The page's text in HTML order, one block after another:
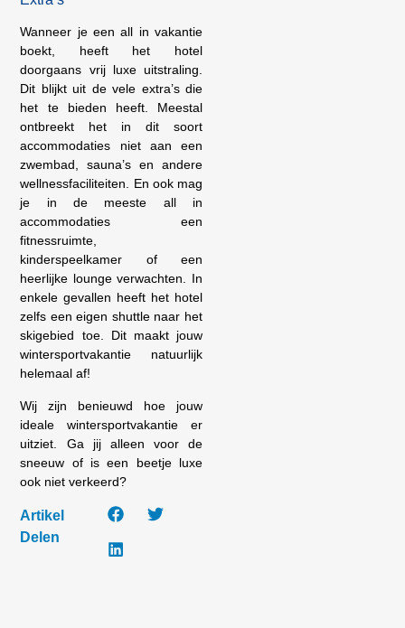
Wanneer je een all in vakantie
boekt, heeft het hotel
doorgaans vrij luxe uitstraling.
Dit blijkt uit de vele extra’s die
het te bieden heeft. Meestal
ontbreekt het in dit soort
accommodaties niet aan een
zwembad, sauna’s en andere
wellnessfaciliteiten. En ook mag
je in de meeste all in
accommodaties een
fitnessruimte,
kinderspeelkamer of een
heerlijke lounge verwachten. In
enkele gevallen heeft het hotel
zelfs een eigen shuttle naar het
skigebied toe. Dit maakt jouw
wintersportvakantie natuurlijk
helemaal af!
Wij zijn benieuwd hoe jouw
ideale wintersportvakantie er
uitziet. Ga jij alleen voor de
sneeuw of is een beetje luxe
ook niet verkeerd?
Artikel
Delen